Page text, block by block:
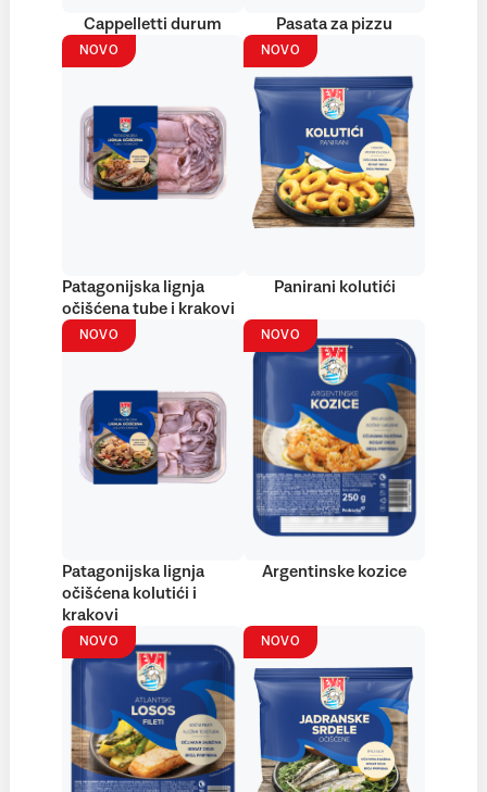
Cappelletti durum Pasata za pizzu
NOVO
Patagonijska lignja
očišćena tube i krakovi
NOVO
Panirani kolutići
NOVO
Patagonijska lignja
očišćena kolutići i
krakovi
NOVO
Argentinske kozice
NOVO NOVO